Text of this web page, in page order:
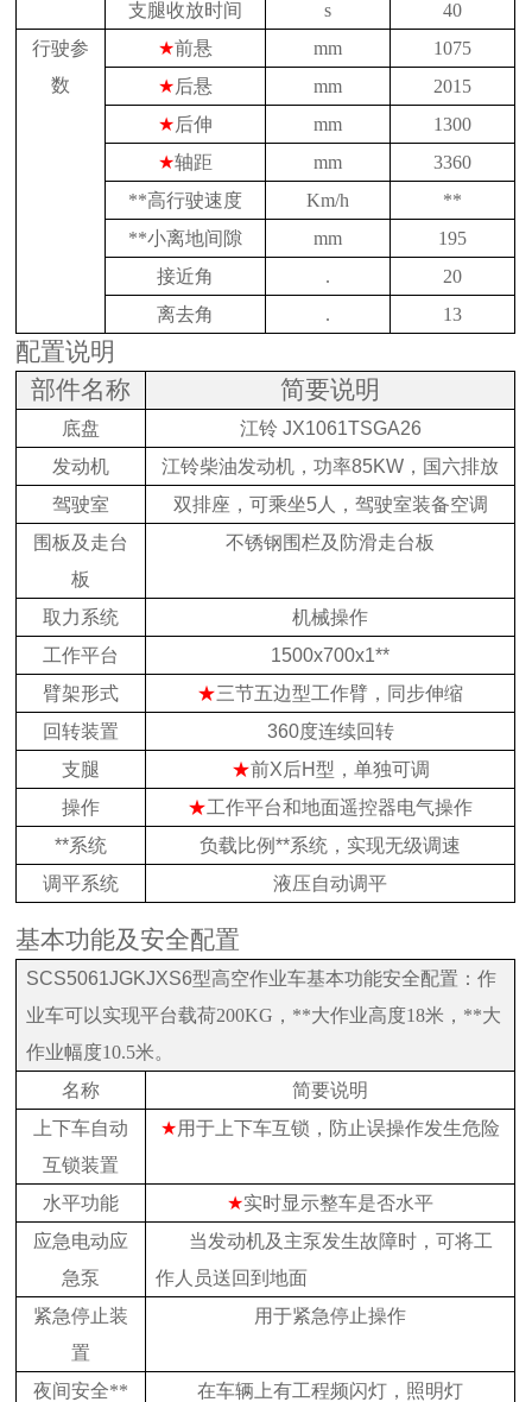
支腿收放时间 s
40
行驶参
数
★前悬 mm
1075
★后悬 mm
2015
★后伸 mm
1300
★轴距 mm
3360
**高行驶速度
Km/h
**
**小离地间隙
mm
195
接近角
.
20
离去角
. 13
配置说明
部件名称
简要说明
底盘 江铃 JX1061TSGA26
发动机
江铃柴油发动机，功率85KW ，国六排放
驾驶室
双排座，可乘坐5人，驾驶室装备空调
围板及走台
板
不锈钢围栏及防滑走台板
取力系统
机械操作
工作平台
1500x700x1**
臂架形式
★三节五边型工作臂，同步伸缩
回转装置
360度连续回转
支腿
★前X后H型，单独可调
操作
★工作平台和地面遥控器电气操作
**系统
负载比例**系统，实现无级调速
调平系统
液压自动调平
基本功能及安全配置
SCS5061JGKJXS6型高空作业车基本功能安全配置：作
业车可以实现平台载荷200KG，**大作业高度18米，**大
作业幅度10.5米。
名称
简要说明
上下车自动
互锁装置
★用于上下车互锁，防止误操作发生危险
水平功能 ★实时显示整车是否水平
应急电动应
急泵
当发动机及主泵发生故障时，可将工
作人员送回到地面
紧急停止装
置
用于紧急停止操作
夜间安全**
在车辆上有工程频闪灯，照明灯